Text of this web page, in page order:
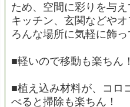
ため、空間に彩りを与
キッチン、玄関などや
ろんな場所に気軽に飾っ
■軽いので移動も楽ちん！
■植え込み材料が、コロ
べると掃除も楽ちん！